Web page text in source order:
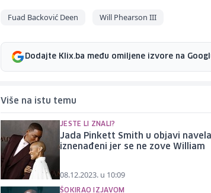
Fuad Backović Deen Will Phearson III
Dodajte Klix.ba među omiljene izvore na
Više na istu temu
JESTE LI ZNALI?
Jada Pinkett Smith u objavi
iznenađeni jer se ne zove William
08.12.2023. u 10:09
ŠOKIRAO IZJAVOM